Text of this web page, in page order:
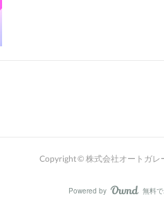
Copyright © 株式会社オートガレ
Powered by 無料